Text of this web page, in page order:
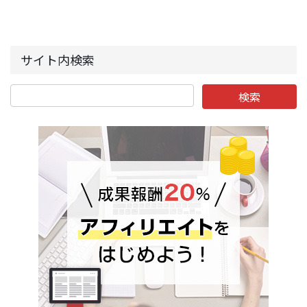
サイト内検索